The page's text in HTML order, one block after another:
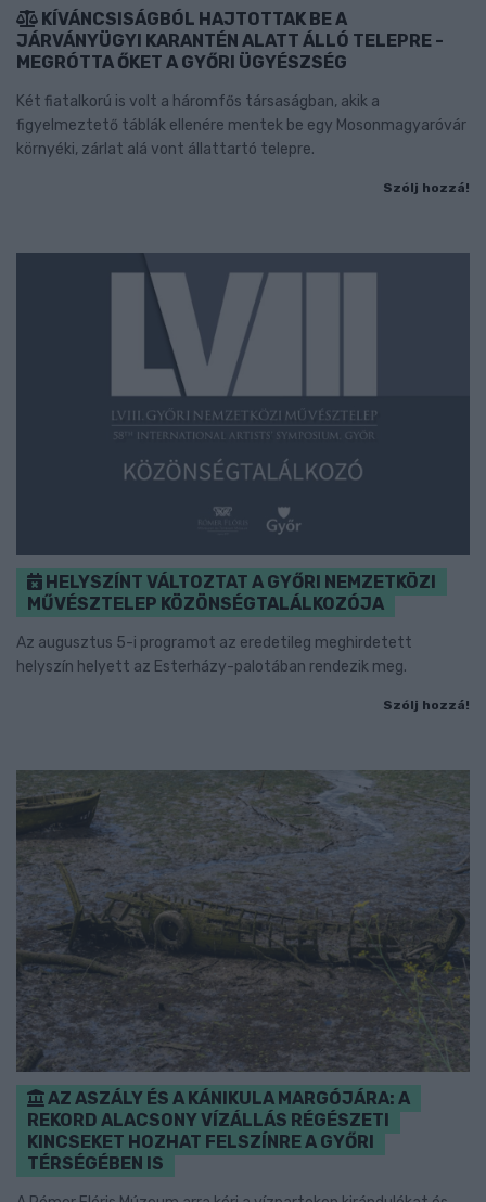
KÍVÁNCSISÁGBÓL HAJTOTTAK BE A
JÁRVÁNYÜGYI KARANTÉN ALATT ÁLLÓ TELEPRE -
MEGRÓTTA ŐKET A GYŐRI ÜGYÉSZSÉG
Két fiatalkorú is volt a háromfős társaságban, akik a
figyelmeztető táblák ellenére mentek be egy Mosonmagyaróvár
környéki, zárlat alá vont állattartó telepre.
Szólj hozzá!
HELYSZÍNT VÁLTOZTAT A GYŐRI NEMZETKÖZI
MŰVÉSZTELEP KÖZÖNSÉGTALÁLKOZÓJA
Az augusztus 5-i programot az eredetileg meghirdetett
helyszín helyett az Esterházy-palotában rendezik meg.
Szólj hozzá!
AZ ASZÁLY ÉS A KÁNIKULA MARGÓJÁRA: A
REKORD ALACSONY VÍZÁLLÁS RÉGÉSZETI
KINCSEKET HOZHAT FELSZÍNRE A GYŐRI
TÉRSÉGÉBEN IS